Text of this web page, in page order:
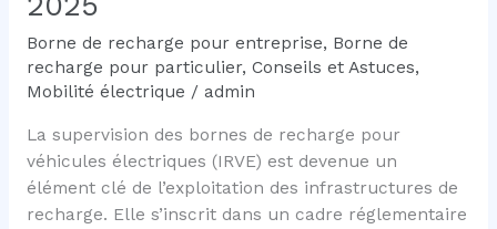
Borne de recharge pour entreprise, Borne de
recharge pour particulier, Conseils et Astuces,
Mobilité électrique / admin
La supervision des bornes de recharge pour
véhicules électriques (IRVE) est devenue un
élément clé de l’exploitation des infrastructures de
recharge. Elle s’inscrit dans un cadre réglementaire